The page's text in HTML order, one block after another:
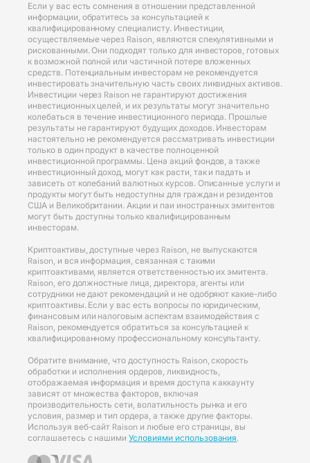
Если у вас есть сомнения в отношении представленной
информации, обратитесь за консультацией к
квалифицированному специалисту. Инвестиции,
осуществляемые через Raison, являются спекулятивными и
рискованными. Они подходят только для инвесторов, готовых
к возможной полной или частичной потере вложенных
средств. Потенциальным инвесторам не рекомендуется
инвестировать значительную часть своих ликвидных активов.
Инвестиции через Raison не гарантируют достижения
инвестиционных целей, и их результаты могут значительно
колебаться в течение инвестиционного периода. Прошлые
результаты не гарантируют будущих доходов. Инвесторам
настоятельно не рекомендуется рассматривать инвестиции
только в один продукт в качестве полноценной
инвестиционной программы. Цена акций фондов, а также
инвестиционный доход, могут как расти, так и падать и
зависеть от колебаний валютных курсов. Описанные услуги и
продукты могут быть недоступны для граждан и резидентов
США и Великобритании. Акции и паи иностранных эмитентов
могут быть доступны только квалифицированным
инвесторам.
Криптоактивы, доступные через Raison, не выпускаются
Raison, и вся информация, связанная с такими
криптоактивами, является ответственностью их эмитента.
Raison, его должностные лица, директора, агенты или
сотрудники не дают рекомендаций и не одобряют какие-либо
криптоактивы. Если у вас есть вопросы по юридическим,
финансовым или налоговым аспектам взаимодействия с
Raison, рекомендуется обратиться за консультацией к
квалифицированному профессиональному консультанту.
Обратите внимание, что доступность Raison, скорость
обработки и исполнения ордеров, ликвидность,
отображаемая информация и время доступа к аккаунту
зависят от множества факторов, включая
производительность сети, волатильность рынка и его
условия, размер и тип ордера, а также другие факторы.
Используя веб-сайт Raison и любые его страницы, вы
соглашаетесь с нашимиУсловиями использования.